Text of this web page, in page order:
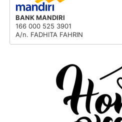
BANK MANDIRI
166 000 525 3901
A/n. FADHITA FAHRIN